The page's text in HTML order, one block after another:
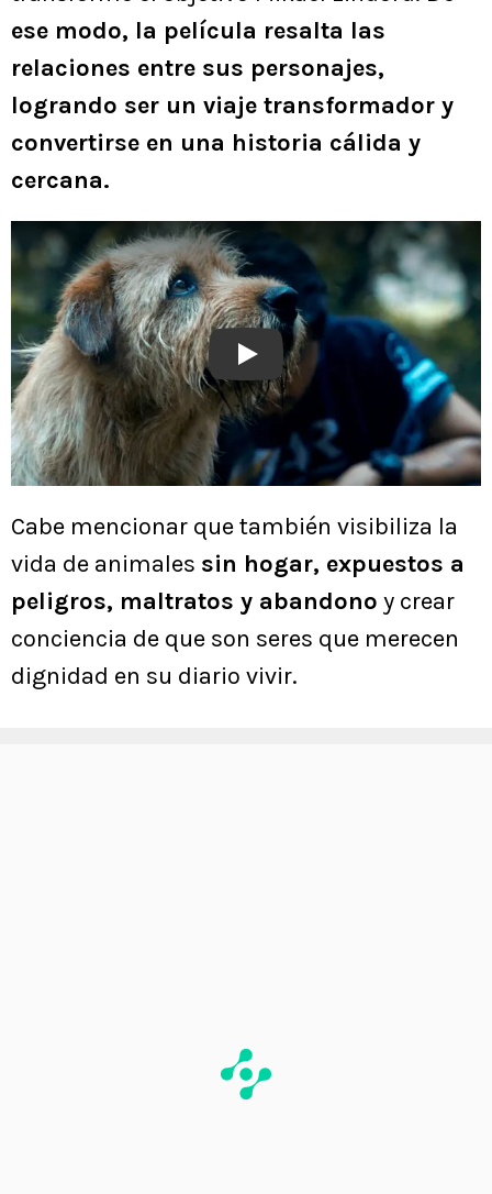
ese modo, la película resalta las
relaciones entre sus personajes,
logrando ser un viaje transformador y
convertirse en una historia cálida y
cercana.
Play
Cabe mencionar que también visibiliza la
vida de animales sin hogar, expuestos a
peligros, maltratos y abandono y crear
conciencia de que son seres que merecen
dignidad en su diario vivir.